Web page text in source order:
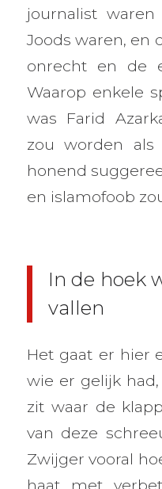
journalist
Joods waren, en
onrecht en de
Waarop enkele
was Farid
zou worden als
honend
en islamofoob
In de hoek
vallen
Het gaat er hier
wie er gelijk
zit waar de
van deze
Zwijger vooral